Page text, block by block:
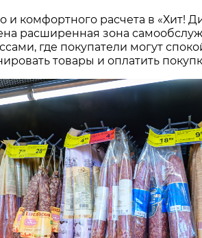
и комфортного расчета в «Хит!
расширенная зона
где покупатели могут
товары и оплатить